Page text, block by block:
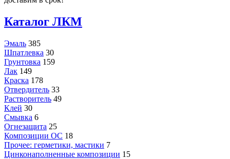
Каталог ЛКМ
Эмаль 385
Шпатлевка 30
Грунтовка 159
Лак 149
Краска 178
Отвердитель 33
Растворитель 49
Клей 30
Смывка 6
Огнезащита 25
Композиции ОС 18
Прочее: герметики, мастики 7
Цинконаполненные композиции 15